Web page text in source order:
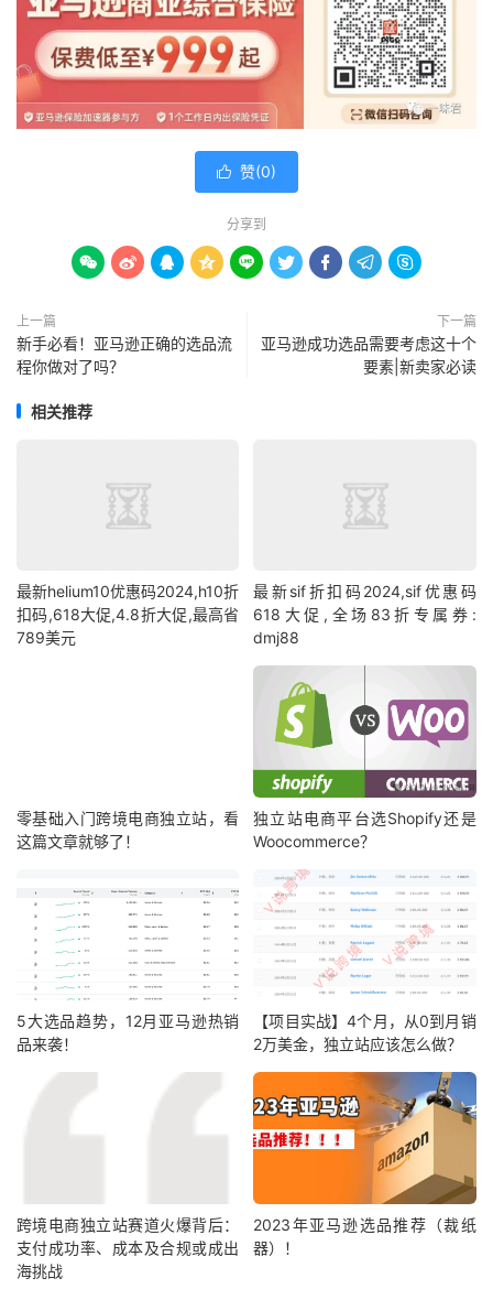
 赞(0)
分享到
        
上一篇
新手必看！亚马逊正确的选品流
程你做对了吗？
下一篇
亚马逊成功选品需要考虑这十个
要素|新卖家必读
相关推荐
最新helium10优惠码2024,h10折
扣码,618大促,4.8折大促,最高省
789美元
最新sif折扣码2024,sif优惠码
618大促,全场83折专属券:
dmj88
零基础入门跨境电商独立站，看
这篇文章就够了！
独立站电商平台选Shopify还是
Woocommerce？
5大选品趋势，12月亚马逊热销
品来袭！
【项目实战】4个月，从0到月销
2万美金，独立站应该怎么做？
跨境电商独立站赛道火爆背后：
支付成功率、成本及合规或成出
海挑战
2023年亚马逊选品推荐（裁纸
器）！